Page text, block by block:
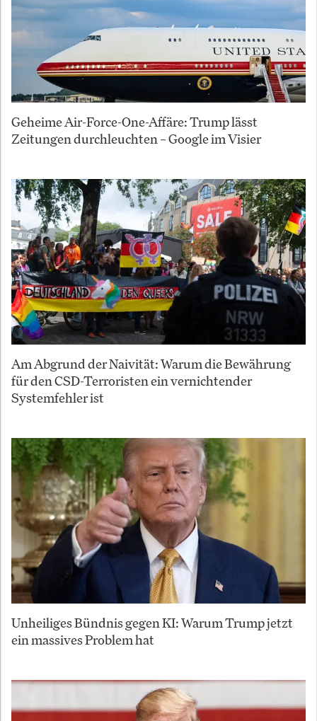
Geheime Air-Force-One-Affäre: Trump lässt
Zeitungen durchleuchten – Google im Visier
Am Abgrund der Naivität: Warum die Bewährung
für den CSD-Terroristen ein vernichtender
Systemfehler ist
Unheiliges Bündnis gegen KI: Warum Trump jetzt
ein massives Problem hat